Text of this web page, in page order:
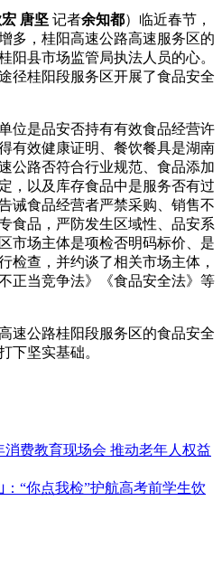
唐坚 记者余知都）临近春节，
多，桂阳高速公路高速服务区的
阳县市场监管局执法人员的心。
径桂阳段服务区开展了食品安全
位是品安否持有有效食品经营许
有效健康证明、餐饮餐具是湖南
公路否符合行业规范、食品添加
，以及库存食品中是服务否有过
诫食品经营者严禁采购、销售不
食品，严防发生区域性、品安系
市场主体是项检否明码标价、是
检查，并约谈了相关市场主体，
正当竞争法》《食品安全法》等
速公路桂阳段服务区的食品安全
下坚实基础。
消费教育现场会 推动老年人权益
“你点我检”护航高考前学生饮